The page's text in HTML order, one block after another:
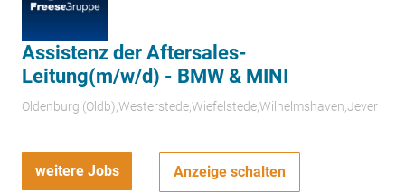
Assistenz der Aftersales-
Leitung(m/w/d) - BMW & MINI
Oldenburg (Oldb);Westerstede;Wiefelstede;Wilhelmshaven;Jever
weitere Jobs Anzeige schalten